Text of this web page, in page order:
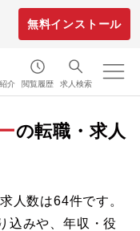
無料インストール
介 閲覧履歴 求人検索
の転職・求人
人数は64件です。
込みや、年収・役